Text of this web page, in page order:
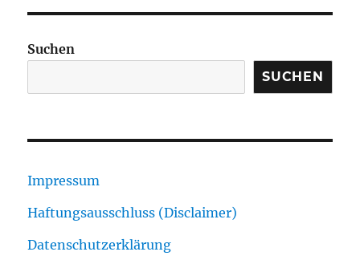
Suchen
SUCHEN
Impressum
Haftungsausschluss (Disclaimer)
Datenschutzerklärung